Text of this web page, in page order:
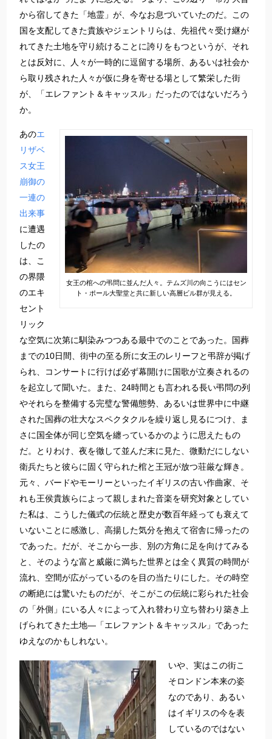
から宿してきた「地霊」が、今なお息づいていたのだ。この
国を支配してきた貴族やジェントリらは、先祖代々受け継が
れてきた土地を守り続けることに誇りをもつというが、それ
とは反対に、人々が一時的に逗留する場所、あるいは社会か
ら取り残された人々が仮に身を寄せる場として繁栄した街
が、「エレファント＆キャッスル」だったのではないだろう
か。
女王の棺への弔問に並んだ人々。テムズ川の向こうにはセン
ト・ポール大聖堂と共に新しい高層ビル群が見える。
あのエ
リザベ
ス女王
崩御の
一連の
出来事
に遭遇
したの
は、こ
の界隈
のエキ
セント
リック
な空気に次第に馴染みつつある最中でのことであった。国葬
までの10日間、街中の至る所に女王のレリーフと弔辞が掲げ
られ、コンサートに行けば必ず幕開けに国歌が立奏されるの
を起立して聞いた。また、24時間とも言われる長い弔問の列
やそれらを整備する完璧な警備態勢、あるいは世界中に中継
された国葬の壮大なスペクタクルを繰り返し見るにつけ、ま
さに国全体が同じ空気を纏っているかのように思えたもの
だ。とりわけ、夜を徹して並んだ末に見た、微動だにしない
衛兵たちと彼らに固く守られた棺と王冠が放つ荘厳な輝き。
元々、バードやモーリーといったイギリスの古い作曲家、そ
れも王侯貴族らによって親しまれた音楽を研究対象としてい
た私は、こうした儀式の伝統と歴史が数百年経っても衰えて
いないことに感激し、高揚した気分を抱えて宿舎に帰ったの
であった。だが、そこから一歩、別の方角に足を向けてみる
と、そのような富と威厳に満ちた世界とは全く異質の時間が
流れ、空間が広がっているのを目の当たりにした。その時空
の断絶には驚いたものだが、そこがこの伝統に彩られた社会
の「外側」にいる人々によって入れ替わり立ち替わり築き上
げられてきた土地―「エレファント＆キャッスル」であった
ゆえなのかもしれない。
いや、実はこの街こ
そロンドン本来の姿
なのであり、あるい
はイギリスの今を表
しているのではない